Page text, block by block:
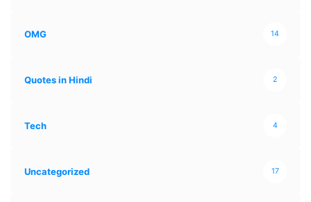
OMG 14
Quotes in Hindi 2
Tech 4
Uncategorized 17